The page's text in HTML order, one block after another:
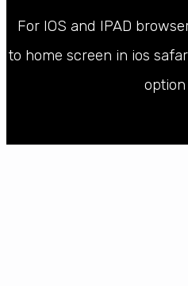
For IOS and IPAD
to home screen in ios